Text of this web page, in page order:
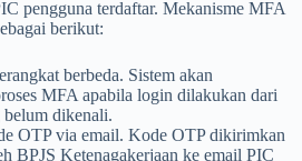
pengguna terdaftar. Mekanisme MFA
berikut:
berbeda. Sistem akan
MFA apabila login dilakukan dari
belum dikenali.
OTP via email. Kode OTP dikirimkan
BPJS Ketenagakerjaan ke email PIC